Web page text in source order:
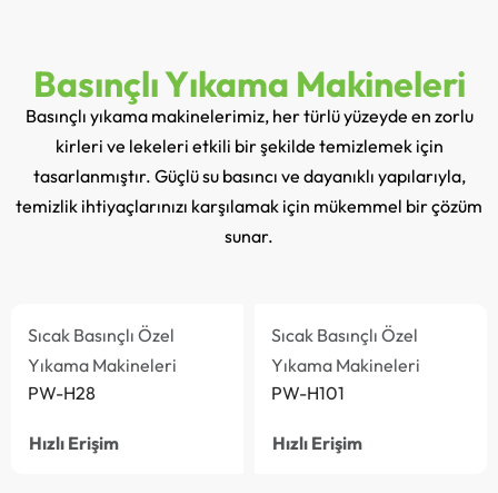
Basınçlı Yıkama Makineleri
Basınçlı yıkama makinelerimiz, her türlü yüzeyde en zorlu
kirleri ve lekeleri etkili bir şekilde temizlemek için
tasarlanmıştır. Güçlü su basıncı ve dayanıklı yapılarıyla,
temizlik ihtiyaçlarınızı karşılamak için mükemmel bir çözüm
sunar.
Sıcak Basınçlı Özel
Yıkama Makineleri
PW-H28
Hızlı Erişim
Sıcak Basınçlı Özel
Yıkama Makineleri
PW-H101
Hızlı Erişim